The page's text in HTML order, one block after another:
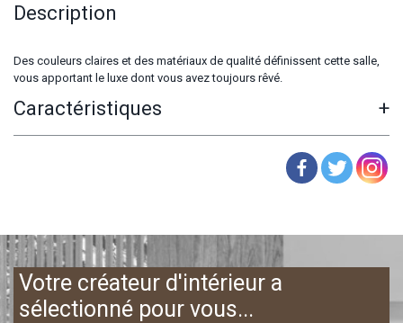
Description
Des couleurs claires et des matériaux de qualité définissent cette salle,
vous apportant le luxe dont vous avez toujours rêvé.
Caractéristiques +
Votre créateur d'intérieur a
sélectionné pour vous...